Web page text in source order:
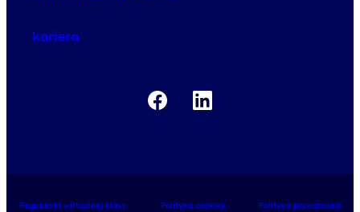
kariera
Regulamin wirtualnej klasy Polityka cookies Polityka prywatności